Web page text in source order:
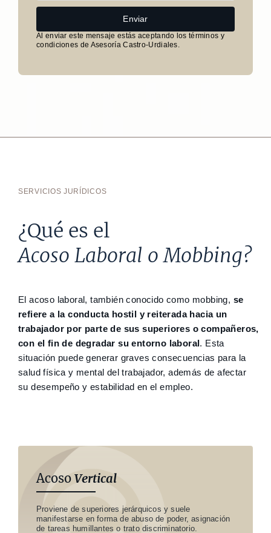
Enviar
Al enviar este mensaje estás aceptando los términos y
condiciones de Asesoría Castro-Urdiales.
SERVICIOS JURÍDICOS
¿Qué es el
Acoso Laboral o Mobbing?
El acoso laboral, también conocido como mobbing, se
refiere a la conducta hostil y reiterada hacia un
trabajador por parte de sus superiores o compañeros,
con el fin de degradar su entorno laboral. Esta
situación puede generar graves consecuencias para la
salud física y mental del trabajador, además de afectar
su desempeño y estabilidad en el empleo.
Acoso Vertical
Proviene de superiores jerárquicos y suele
manifestarse en forma de abuso de poder, asignación
de tareas humillantes o trato discriminatorio.